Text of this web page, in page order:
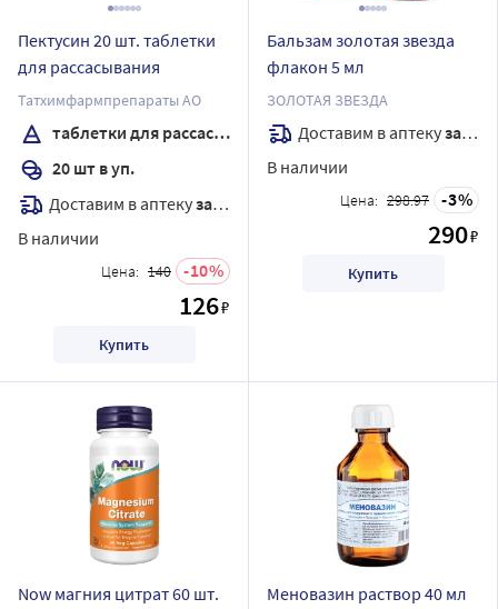
Пектусин 20 шт. таблетки
для рассасывания
Татхимфармпрепараты АО
таблетки для рассасывания
20 шт в уп.
Доставим в аптекузавтра
В наличии
Цена: 140 10
126₽
Купить
Бальзам золотая звезда
флакон 5 мл
ЗОЛОТАЯ ЗВЕЗДА
Доставим в аптекузавтра
В наличии
Цена: 298.97 3
290₽
Купить
Now магния цитрат 60 шт. Меновазин раствор 40 мл